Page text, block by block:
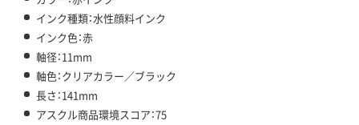
インク種類：水性顔料インク
インク色：赤
軸径：11mm
軸色：クリアカラー／ブラック
長さ：141mm
アスクル商品環境スコア：75